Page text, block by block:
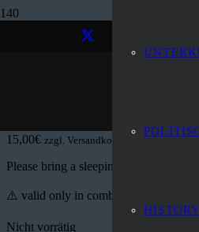
HISTORY
/ Sleepinghallticket
15,00€ zzgl. Versandkosten
Please bring a sleepingbag and
⚠️ valid only in combination with
Nicht vorrätig